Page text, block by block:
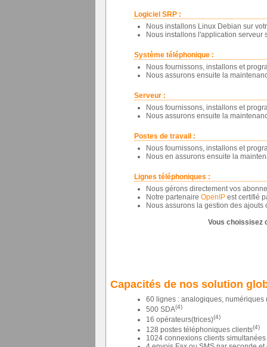
Logiciel SRP :
Nous installons Linux Debian sur
Nous installons l'application serveur
Système téléphonique :
Nous fournissons, installons et
Nous assurons ensuite la
Serveur :
Nous fournissons, installons et
Nous assurons ensuite la
Postes de travail :
Nous fournissons, installons et
Nous en assurons ensuite la
Lignes téléphoniques :
Nous gérons directement vos
Notre partenaire OpenIP est certifié
Nous assurons la gestion des
Vous choissisez
Capacités de nos solution
60 lignes : analogiques, numériques
500 SDA(4)
16 opérateurs(trices)(4)
128 postes téléphoniques clients(4)
1024 connexions clients